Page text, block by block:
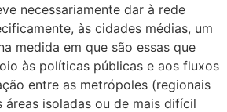
necessariamente dar à rede
às cidades médias, um
medida em que são essas que
às políticas públicas e aos fluxos
entre as metrópoles (regionais
áreas isoladas ou de mais difícil